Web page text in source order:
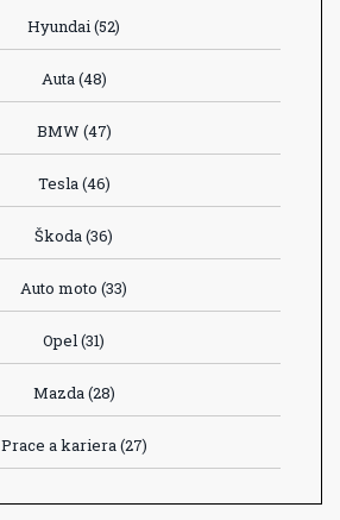
Hyundai(52)
Auta(48)
BMW (47)
Tesla(46)
Škoda(36)
Auto moto (33)
Opel(31)
Mazda(28)
Prace a kariera(27)